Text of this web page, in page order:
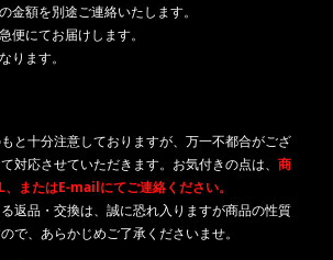
金額を別途ご連絡いたします。
にてお届けします。
ります。
と十分注意しておりますが、万一不都合がござ
対応させていただきます。お気付きの点は、 商
またはE-mailにてご連絡ください。
返品・交換は、誠に恐れ入りますが商品の性質
で、あらかじめご了承くださいませ。